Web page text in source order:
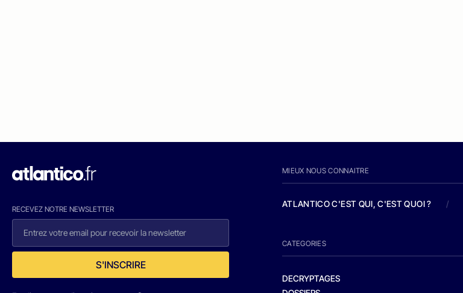
RECEVEZ NOTRE NEWSLETTER
S'INSCRIRE
MIEUX NOUS CONNAITRE
ATLANTICO C'EST QUI, C'EST QUOI ? /
CATEGORIES
DECRYPTAGES